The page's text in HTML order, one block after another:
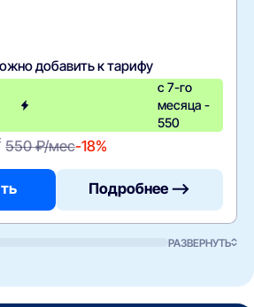
добавить к тарифу
с 7-го
месяца -
550
550 ₽/мес-18%
Подробнее —>
РАЗВЕРНУТЬ